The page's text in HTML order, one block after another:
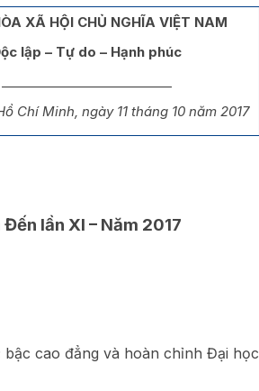
XÃ HỘI CHỦ NGHĨA VIỆT NAM
lập – Tự do – Hạnh phúc
Chí Minh, ngày 11 tháng 10 năm 2017
lần XI – Năm 2017
bậc cao đẳng và hoàn chỉnh Đại học